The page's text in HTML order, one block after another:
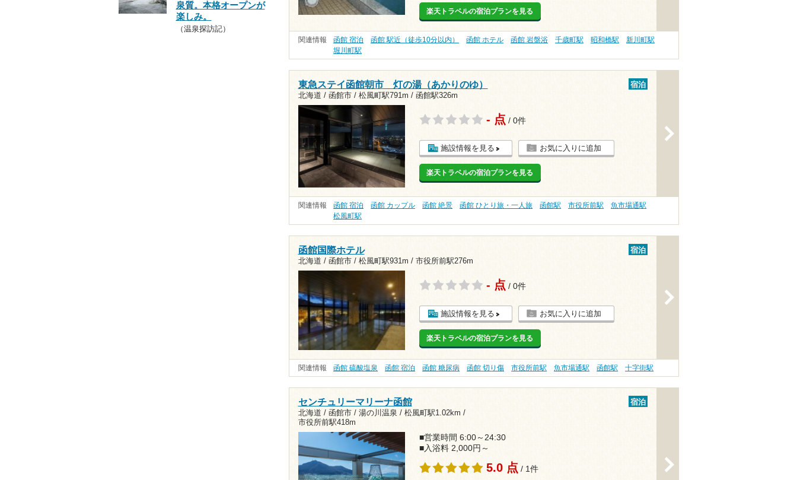
楽天トラベルの宿泊プランを見る
関連情報 函館 宿泊 函館 駅近（徒歩10分以内） 函館 ホテル 函館 岩盤浴 千歳町駅 昭和橋駅
新川町駅
堀川町駅
東急ステイ函館朝市 灯の湯（あかりのゆ）
北海道 / 函館市 / 松風町駅791m / 函館駅326m
宿泊
- 点 / 0件
施設情報を見る お気に入りに追加
楽天トラベルの宿泊プランを見る
関連情報 函館 宿泊 函館 カップル 函館 絶景 函館 ひとり旅・一人旅 函館駅 市役所前駅
魚市場通駅
松風町駅
函館国際ホテル
北海道 / 函館市 / 松風町駅931m / 市役所前駅276m
宿泊
- 点 / 0件
施設情報を見る お気に入りに追加
楽天トラベルの宿泊プランを見る
関連情報 函館 硫酸塩泉 函館 宿泊 函館 糖尿病 函館 切り傷 市役所前駅 魚市場通駅 函館駅 十字街駅
センチュリーマリーナ函館
北海道 / 函館市 / 湯の川温泉 / 松風町駅1.02km /
市役所前駅418m
宿泊
■営業時間 6:00～24:30
■入浴料 2,000円～
5.0 点 / 1件
泉質。本格オープンが
楽しみ。
（温泉探訪記）